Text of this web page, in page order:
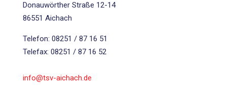
Donauwörther Straße 12-14
86551 Aichach
Telefon: 08251 / 87 16 51
Telefax: 08251 / 87 16 52
info@tsv-aichach.de